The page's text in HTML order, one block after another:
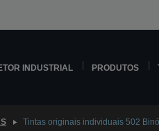
INDUSTRIAL PRODUTOS
Tintas originais individuais 502